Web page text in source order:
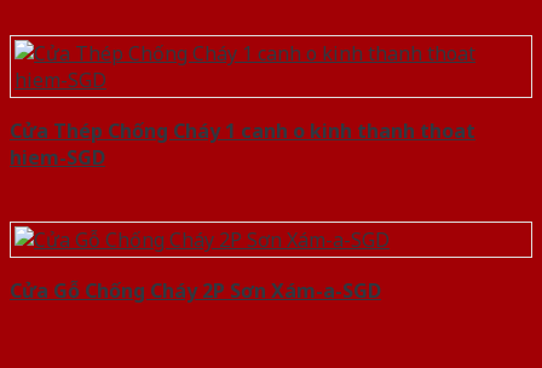
Cửa Thép Chống Cháy 1 canh o kinh thanh thoat
hiem-SGD
Cửa Gỗ Chống Cháy 2P Sơn Xám-a-SGD